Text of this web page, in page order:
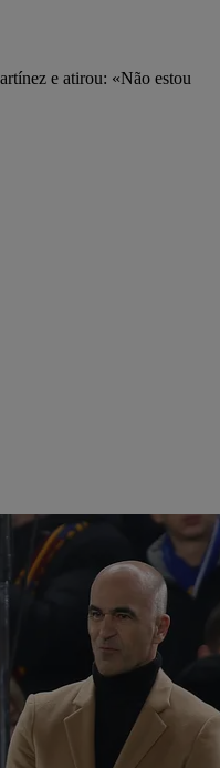
e atirou: «Não estou